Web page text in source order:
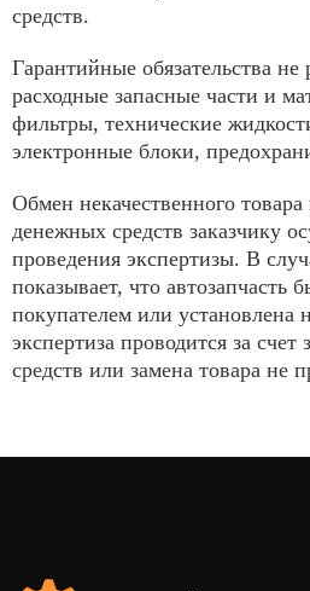
средств.
Гарантийные обязательства не
расходные запасные части и
фильтры, технические
электронные блоки,
Обмен некачественного
денежных средств заказчику
проведения экспертизы. В
показывает, что автозапчасть
покупателем или установлена
экспертиза проводится за счет
средств или замена товара не